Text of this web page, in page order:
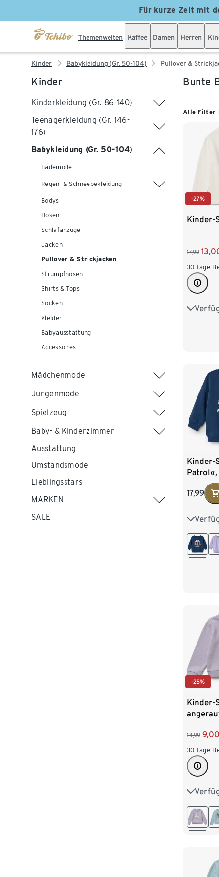
Für kurze Zeit mit
Themenwelten Kaffee Damen Herren
Kinder Babykleidung (Gr. 50-104) Pullover &
Kinder
Kinderkleidung (Gr. 86-140)
Teenagerkleidung (Gr. 146-
176)
Babykleidung (Gr. 50-104)
Bademode
Regen- & Schneebekleidung
Bodys
Hosen
Schlafanzüge
Jacken
Pullover & Strickjacken
Strumpfhosen
Shirts & Tops
Socken
Kleider
Babyausstattung
Accessoires
Mädchenmode
Jungenmode
Spielzeug
Baby- & Kinderzimmer
Ausstattung
Umstandsmode
Lieblingsstars
MARKEN
SALE
Bunte
Alle Filter
-27%
Kinder-
17,99
30-Tage-
62/68
Kinder-
Patrol«,
17,99
86/92
110/116
-25%
Kinder-
14,99 9,00
30-Tage-
50/56
86/92